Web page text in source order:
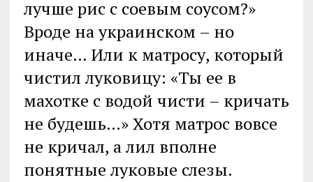
лучше рис с соевым соусом?»
Вроде на украинском – но
иначе… Или к матросу, который
чистил луковицу: «Ты ее в
махотке с водой чисти – кричать
не будешь…» Хотя матрос вовсе
не кричал, а лил вполне
понятные луковые слезы.